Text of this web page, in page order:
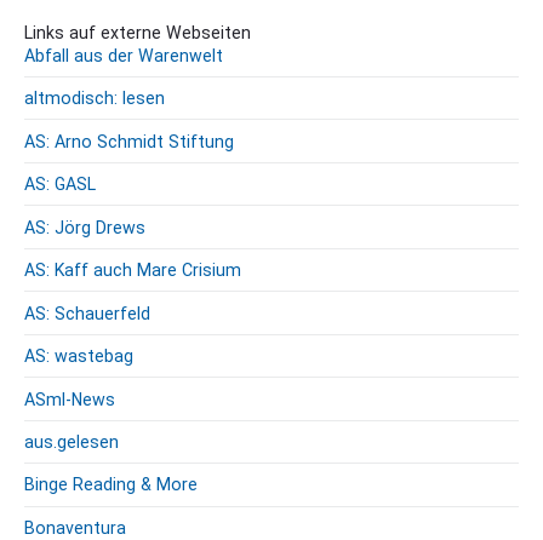
Links auf externe Webseiten
Abfall aus der Warenwelt
altmodisch: lesen
AS: Arno Schmidt Stiftung
AS: GASL
AS: Jörg Drews
AS: Kaff auch Mare Crisium
AS: Schauerfeld
AS: wastebag
ASml-News
aus.gelesen
Binge Reading & More
Bonaventura